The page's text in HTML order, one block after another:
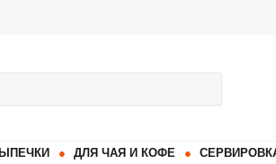
ДЛЯ ЧАЯ И КОФЕ